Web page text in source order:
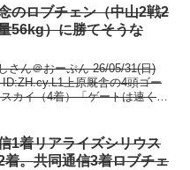
エーグル調...
のロブチェン（中山2戦2
56kg）に勝てそうな
さん＠おーぷん 26/05/31(日)
上原厩舎の4頭ゴー
カイ（4着）「ゲートは速くな
「勝ちに...
1着リアライズシリウス
。共同通信3着ロブチェ